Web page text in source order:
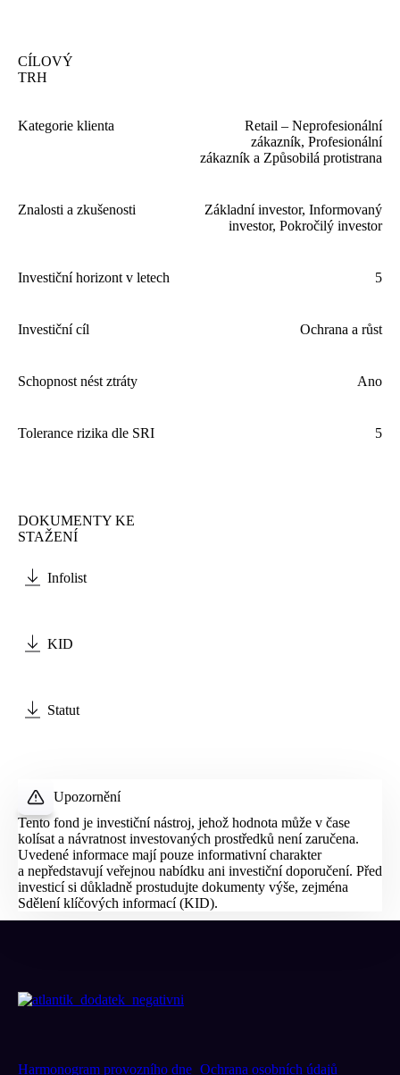
CÍLOVÝ
TRH
Kategorie klienta
Retail – Neprofesionální
zákazník, Profesionální
zákazník a Způsobilá protistrana
Znalosti a zkušenosti
Základní investor, Informovaný
investor, Pokročilý investor
Investiční horizont v letech 5
Investiční cíl Ochrana a růst
Schopnost nést ztráty Ano
Tolerance rizika dle SRI 5
DOKUMENTY KE
STAŽENÍ
Infolist
KID
Statut
Upozornění
Tento fond je investiční nástroj, jehož hodnota může v čase
kolísat a návratnost investovaných prostředků není zaručena.
Uvedené informace mají pouze informativní charakter
a nepředstavují veřejnou nabídku ani investiční doporučení. Před
investicí si důkladně prostudujte dokumenty výše, zejména
Sdělení klíčových informací (KID).
Harmonogram provozního dne Ochrana osobních údajů